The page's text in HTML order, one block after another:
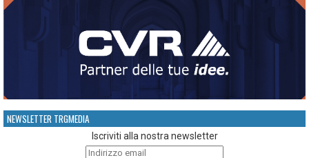
NEWSLETTER TRGMEDIA
Iscriviti alla nostra newsletter